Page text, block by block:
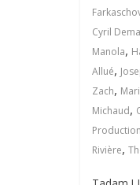
Cyril
Manola,
Allué,
Zach,
Michaud,
Production
Rivière,